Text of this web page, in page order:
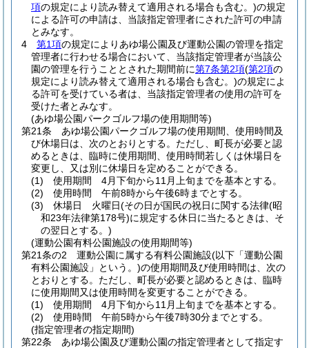
項の規定により読み替えて適用される場合も含む。)の規定
による許可の申請は、当該指定管理者にされた許可の申請
とみなす。
4
第1項の規定によりあゆ場公園及び運動公園の管理を指定
管理者に行わせる場合において、当該指定管理者が当該公
園の管理を行うこととされた期間前に第7条第2項(第2項の
規定により読み替えて適用される場合も含む。)の規定によ
る許可を受けている者は、当該指定管理者の使用の許可を
受けた者とみなす。
(あゆ場公園パークゴルフ場の使用期間等)
第21条
あゆ場公園パークゴルフ場の使用期間、使用時間及
び休場日は、次のとおりとする。 ただし、町長が必要と認
めるときは、臨時に使用期間、使用時間若しくは休場日を
変更し、又は別に休場日を定めることができる。
(1)
使用期間 4月下旬から11月上旬までを基本とする。
(2)
使用時間 午前8時から午後6時までとする。
(3)
休場日 火曜日(その日が国民の祝日に関する法律(昭
和23年法律第178号)に規定する休日に当たるときは、そ
の翌日とする。)
(運動公園有料公園施設の使用期間等)
第21条の2
運動公園に属する有料公園施設(以下「運動公園
有料公園施設」という。)の使用期間及び使用時間は、次の
とおりとする。 ただし、町長が必要と認めるときは、臨時
に使用期間又は使用時間を変更することができる。
(1)
使用期間 4月下旬から11月上旬までを基本とする。
(2)
使用時間 午前5時から午後7時30分までとする。
(指定管理者の指定期間)
第22条
あゆ場公園及び運動公園の指定管理者として指定す